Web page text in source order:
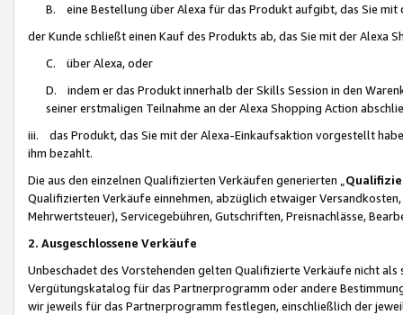
B. eine Bestellung über Alexa für das Produkt aufgibt, das Sie mit
der Kunde schließt einen Kauf des Produkts ab, das Sie mit der Alexa
C. über Alexa, oder
D. indem er das Produkt innerhalb der Skills Session in den
seiner erstmaligen Teilnahme an der Alexa Shopping Action
iii. das Produkt, das Sie mit der Alexa-Einkaufsaktion vorgestellt
ihm bezahlt.
Die aus den einzelnen Qualifizierten Verkäufen generierten „
Qualifizierten Verkäufe einnehmen, abzüglich etwaiger
Mehrwertsteuer), Servicegebühren, Gutschriften, Preisnachlässe,
2. Ausgeschlossene Verkäufe
Unbeschadet des Vorstehenden gelten Qualifizierte Verkäufe nicht
Vergütungskatalog für das Partnerprogramm oder andere
wir jeweils für das Partnerprogramm festlegen, einschließlich der